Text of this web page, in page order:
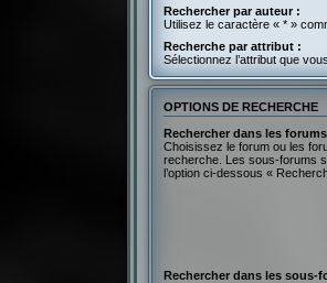
Rechercher par auteur :
Utilisez le caractère « * »
Recherche par attribut :
Sélectionnez l’attribut que
OPTIONS DE RECHERCHE
Rechercher dans les
Choisissez le forum ou les
recherche. Les sous-forums
l’option ci-dessous «
Rechercher dans les sous-